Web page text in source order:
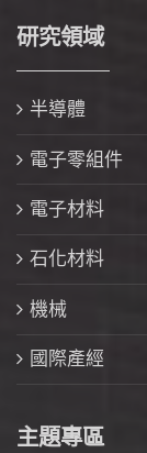
研究領域
半導體
電子零組件
電子材料
石化材料
機械
國際產經
主題專區